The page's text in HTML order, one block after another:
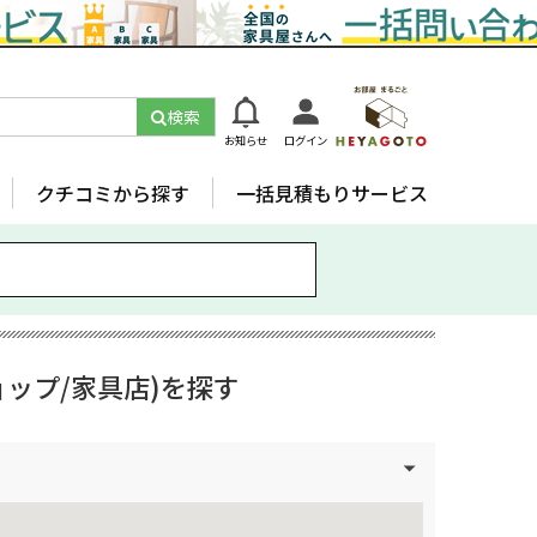
検索
お知らせ ログイン
クチコミから探す 一括見積もりサービス
プ/家具店)を探す